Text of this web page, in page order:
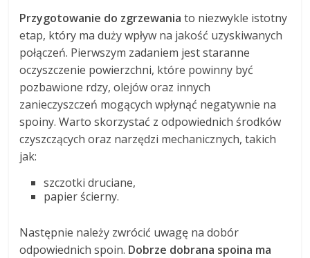
Przygotowanie do zgrzewania to niezwykle istotny
etap, który ma duży wpływ na jakość uzyskiwanych
połączeń. Pierwszym zadaniem jest staranne
oczyszczenie powierzchni, które powinny być
pozbawione rdzy, olejów oraz innych
zanieczyszczeń mogących wpłynąć negatywnie na
spoiny. Warto skorzystać z odpowiednich środków
czyszczących oraz narzędzi mechanicznych, takich
jak:
szczotki druciane,
papier ścierny.
Następnie należy zwrócić uwagę na dobór
odpowiednich spoin. Dobrze dobrana spoina ma